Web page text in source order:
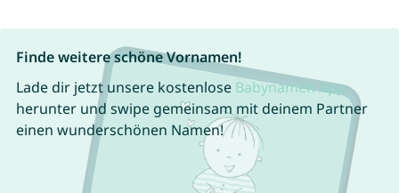
Finde weitere schöne Vornamen!
Lade dir jetzt unsere kostenlose Babynamen App
herunter und swipe gemeinsam mit deinem Partner
einen wunderschönen Namen!